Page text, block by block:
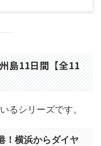
島11日間【全11
るシリーズです。
横浜からダイヤ